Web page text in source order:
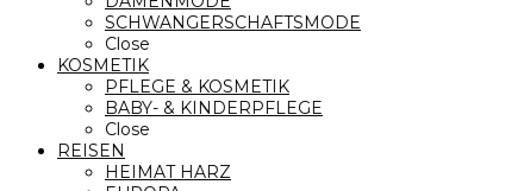
SCHWANGERSCHAFTSMODE
Close
KOSMETIK
PFLEGE & KOSMETIK
BABY- & KINDERPFLEGE
Close
REISEN
HEIMAT HARZ